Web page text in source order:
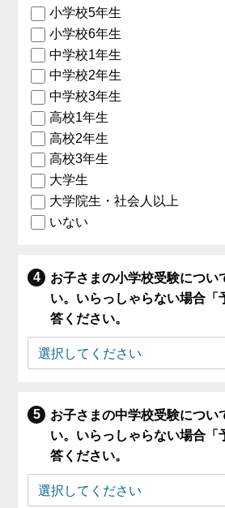
小学校5年生
小学校6年生
中学校1年生
中学校2年生
中学校3年生
高校1年生
高校2年生
高校3年生
大学生
大学院生・社会人以上
いない
お子さまの小学校受験につい
い。いらっしゃらない場合「
答ください。
お子さまの中学校受験につい
い。いらっしゃらない場合「
答ください。